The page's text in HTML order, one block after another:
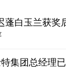
蓬白玉兰获奖
集团总经理